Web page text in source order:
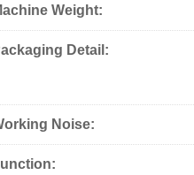
Weight:
Detail:
Noise: